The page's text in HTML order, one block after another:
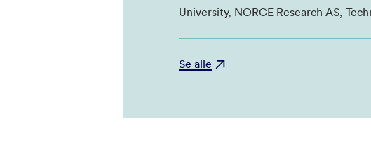
University, NORCE Research AS,
Se alle